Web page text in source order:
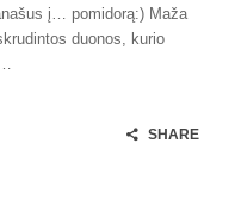
į… pomidorą:) Maža
duonos, kurio
SHARE